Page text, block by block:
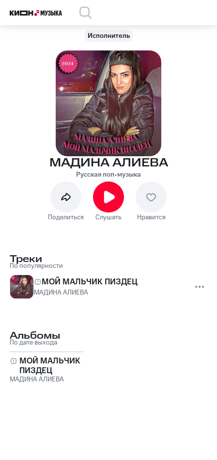
Исполнитель
МАДИНА АЛИЕВА
Русская поп-музыка
Поделиться Слушать Нравится
Треки
По популярности
МОЙ МАЛЬЧИК ПИЗДЕЦ
МАДИНА АЛИЕВА
Альбомы
По дате выхода
МОЙ МАЛЬЧИК
ПИЗДЕЦ
МАДИНА АЛИЕВА